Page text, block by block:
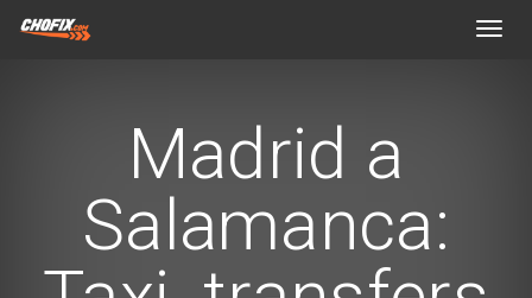
Madrid a
Salamanca: